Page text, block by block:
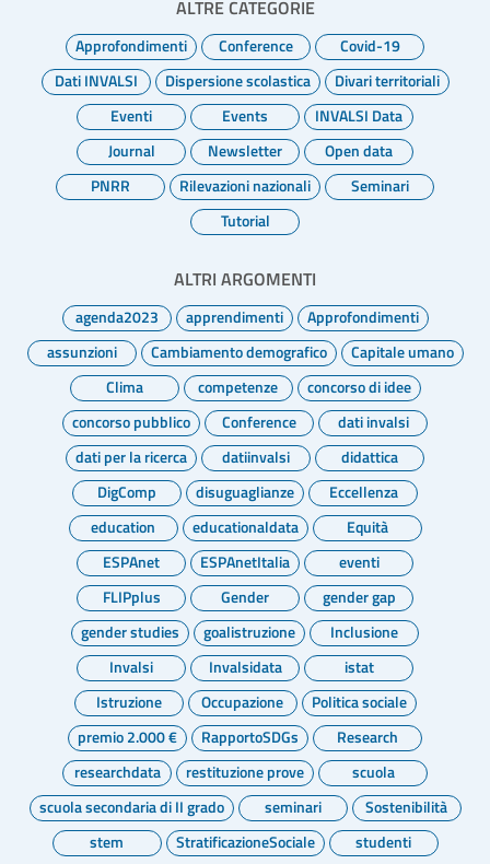
ALTRE CATEGORIE
Approfondimenti Conference
Covid-19
Dati INVALSI
Dispersione scolastica
Divari territoriali
Eventi
Events
INVALSI Data
Journal
Newsletter
Open data
PNRR
Rilevazioni nazionali
Seminari
Tutorial
ALTRI ARGOMENTI
agenda2023 apprendimenti
Approfondimenti
assunzioni
Cambiamento demografico
Capitale umano
Clima
competenze
concorso di idee
concorso pubblico
Conference
dati invalsi
dati per la ricerca
datiinvalsi
didattica
DigComp
disuguaglianze
Eccellenza
education
educationaldata
Equità
ESPAnet
ESPAnetItalia
eventi
FLIPplus
Gender
gender gap
gender studies
goalistruzione
Inclusione
Invalsi
Invalsidata
istat
Istruzione
Occupazione
Politica sociale
premio 2.000 €
RapportoSDGs
Research
researchdata
restituzione prove
scuola
scuola secondaria di II grado
seminari
Sostenibilità
stem
StratificazioneSociale
studenti